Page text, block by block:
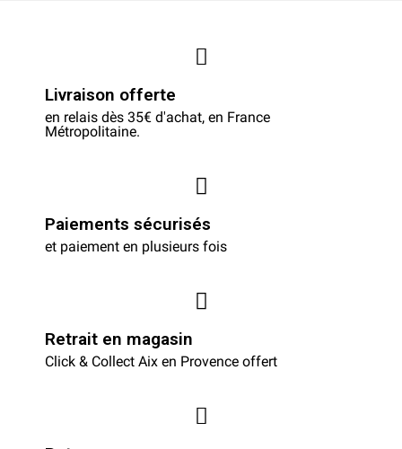
Livraison offerte
en relais dès 35€ d'achat, en France
Métropolitaine.
Paiements sécurisés
et paiement en plusieurs fois
Retrait en magasin
Click & Collect Aix en Provence offert